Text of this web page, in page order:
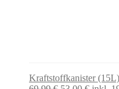
Kraftstoffkanister (15L)